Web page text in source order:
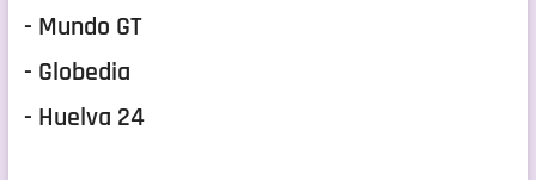
- Mundo GT
- Globedia
- Huelva 24